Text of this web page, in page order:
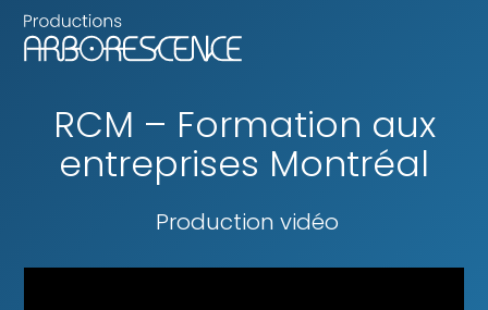
RCM – Formation aux
entreprises Montréal
Production vidéo